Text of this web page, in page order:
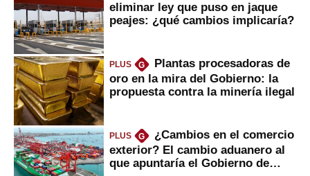
eliminar ley que puso en jaque
peajes: ¿qué cambios implicaría?
PLUS G
Plantas procesadoras de
oro en la mira del Gobierno: la
propuesta contra la minería ilegal
PLUS G
¿Cambios en el comercio
exterior? El cambio aduanero al
que apuntaría el Gobierno de